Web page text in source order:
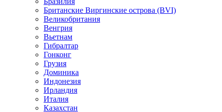
Британские Виргинские острова (BVI)
Великобритания
Венгрия
Вьетнам
Гибралтар
Гонконг
Грузия
Доминика
Индонезия
Ирландия
Италия
Казахстан